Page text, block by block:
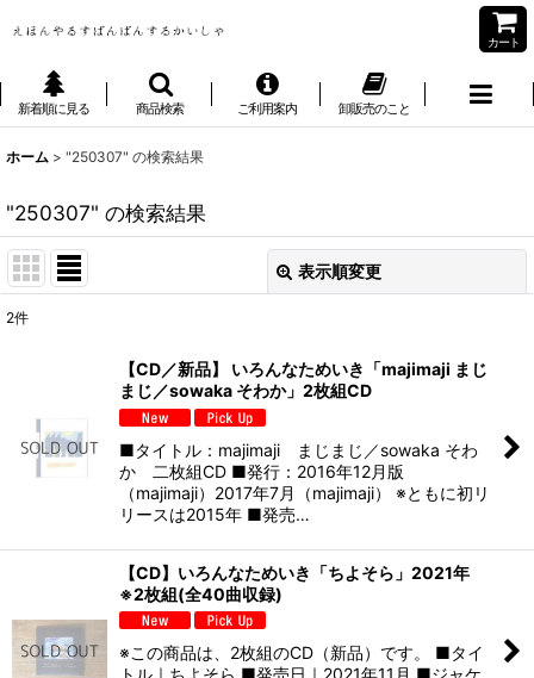
カート
新着順に見る 商品検索 ご利用案内 卸販売のこと
ホーム > "250307" の検索結果
"250307" の検索結果
表示順変更
並び順:
絞り込む
2件
【CD／新品】 いろんなためいき「majimaji まじ
まじ／sowaka そわか」2枚組CD
■タイトル：majimaji まじまじ／sowaka そわ
か 二枚組CD ■発行：2016年12月版
（majimaji）2017年7月（majimaji） ※ともに初リ
リースは2015年 ■発売…
【CD】いろんなためいき「ちよそら」2021年
※2枚組(全40曲収録)
※この商品は、2枚組のCD（新品）です。 ■タイ